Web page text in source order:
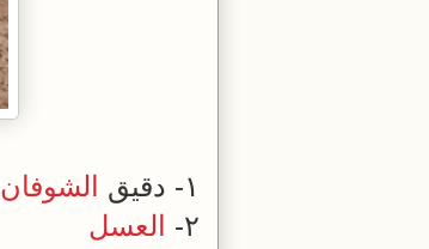
١- دقيق
الشوفان
٢-
العسل